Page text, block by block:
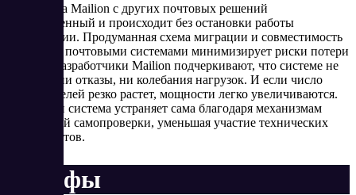
Переход на Mailion с других почтовых решений
безболезненный и происходит без остановки работы
организации. Продуманная схема миграции и совместимость
с другими почтовыми системами минимизирует риски потери
данных. Разработчики Mailion подчеркивают, что системе не
страшны ни отказы, ни колебания нагрузок. И если число
пользователей резко растет, мощности легко увеличиваются.
А все сбои система устраняет сама благодаря механизмам
постоянной самопроверки, уменьшая участие технических
специалистов.
Тарифы